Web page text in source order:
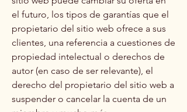
el futuro, los tipos de garantías que el
propietario del sitio web ofrece a sus
clientes, una referencia a cuestiones de
propiedad intelectual o derechos de
autor (en caso de ser relevante), el
derecho del propietario del sitio web a
suspender o cancelar la cuenta de un